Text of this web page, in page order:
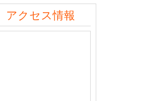
アクセス情報